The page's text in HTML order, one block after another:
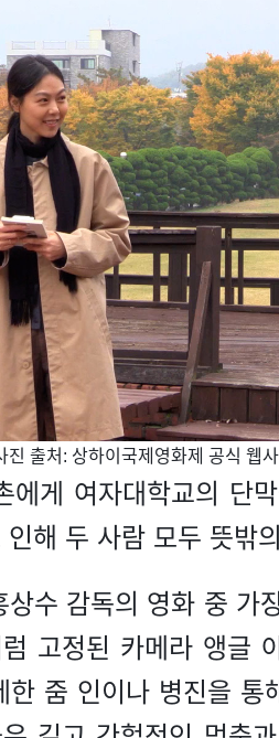
진 출처: 상하이국제영화제 공식 웹
에게 여자대학교의 단
해 두 사람 모두 뜻밖
상수 감독의 영화 중 가
고정된 카메라 앵글
한 줌 인이나 병진을 통